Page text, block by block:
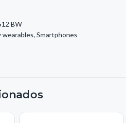
BW
wearables, Smartphones